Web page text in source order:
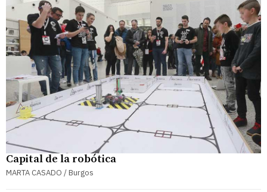
Capital de la robótica
MARTA CASADO / Burgos